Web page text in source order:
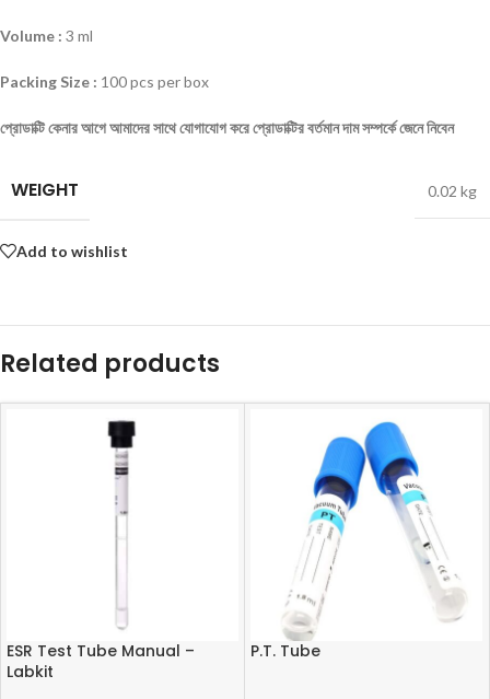
Volume : 3 ml
Packing Size : 100 pcs per box
প্রোডাক্টি কেনার আগে আমাদের সাথে যোগাযোগ করে প্রোডাক্টির বর্তমান দাম সম্পর্কে জেনে নিবেন
WEIGHT 0.02 kg
Add to wishlist
Related products
ESR Test Tube Manual –
Labkit
P.T. Tube